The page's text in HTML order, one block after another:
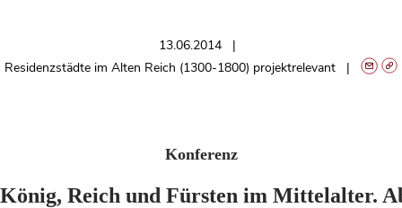
13.06.2014
Residenzstädte im Alten Reich (1300-1800) projektrelevant
Konferenz
König, Reich und Fürsten im Mittelalter.